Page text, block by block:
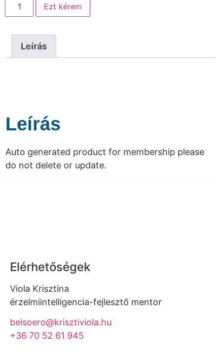
Ezt kérem
Leírás
Leírás
Auto generated product for membership please
do not delete or update.
Elérhetőségek
Viola Krisztina
érzelmiintelligencia-fejlesztő mentor
belsoero@krisztiviola.hu
+36 70 52 61 945